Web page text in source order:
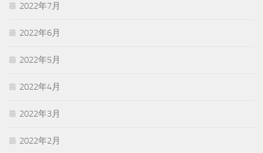
2022年7月
2022年6月
2022年5月
2022年4月
2022年3月
2022年2月